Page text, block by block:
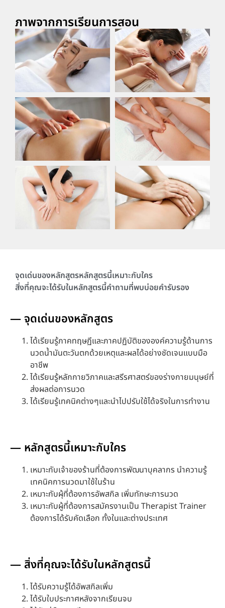
ภาพจากการเรียนการสอน
จุดเด่นของหลักสูตรหลักสูตรนี้เหมาะกับใคร
สิ่งที่คุณจะได้รับในหลักสูตรนี้คำถามที่พบบ่อยคำรับรอง
— จุดเด่นของหลักสูตร
ได้เรียนรู้ภาคทฤษฏีและภาคปฏิบัติขององค์ความรู้ด้านการ
นวดน้ำมันตะวันตกด้วยเหตุและผลได้อย่างชัดเจนแบบมือ
อาชีพ
ได้เรียนรู้หลักกายวิภาคและสรีรศาสตร์ของร่างกายมนุษย์ที่
ส่งผลต่อการนวด
ได้เรียนรู้เทคนิคต่างๆและนำไปปรับใช้ได้จริงในการทำงาน
— หลักสูตรนี้เหมาะกับใคร
เหมาะกับเจ้าของร้านที่ต้องการพัฒนาบุคลากร นำความรู้
เทคนิคการนวดมาใช้ในร้าน
เหมาะกับผุ้ที่ต้องการอัพสกิล เพิ่มทักษะการนวด
เหมาะกับผู้ที่ต้องการสมัครงานเป็น Therapist Trainer
ต้องการได้รับคัดเลือก ทั้งในและต่างประเทศ
— สิ่งที่คุณจะได้รับในหลักสูตรนี้
ได้รับความรู้ได้อัพสกิลเพิ่ม
ได้รับใบประกาศหลังจากเรียนจบ